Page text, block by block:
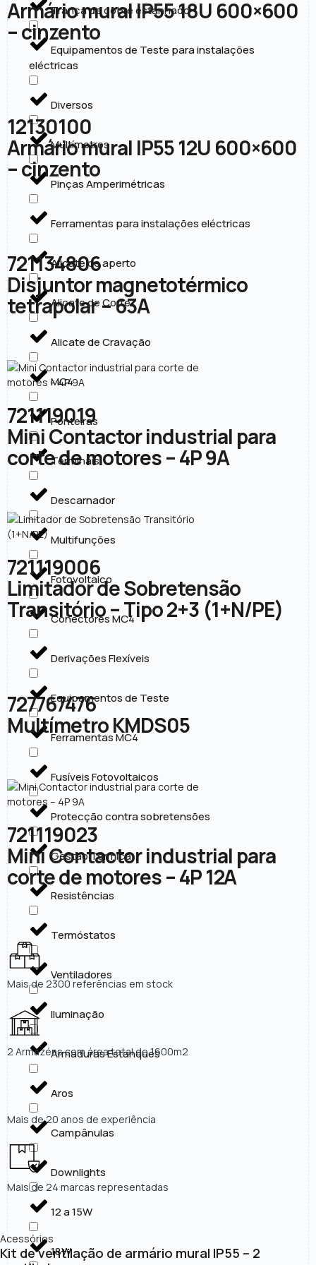
Trança de cobre estanhado
Equipamentos de Teste para instalações
eléctricas
Diversos
Multímetros
Pinças Amperimétricas
Ferramentas para instalações eléctricas
Alicate de aperto
Alicate de Corte
Alicate de Cravação
MC4
Ponteiras
Terminais
Descarnador
Multifunções
Fotovoltaico
Conectores MC4
Derivações Flexíveis
Equipamentos de Teste
Ferramentas MC4
Fusíveis Fotovoltaicos
Protecção contra sobretensões
Gestão Térmica
Resistências
Termóstatos
Ventiladores
Iluminação
Armaduras Estanques
Aros
Campânulas
Downlights
12 a 15W
18W
Armário mural IP55 18U 600×600
– cinzento
12130100
Armário mural IP55 12U 600×600
– cinzento
721134806
Disjuntor magnetotérmico
tetrapolar – 63A
721119019
Mini Contactor industrial para
corte de motores – 4P 9A
721119006
Limitador de Sobretensão
Transitório – Tipo 2+3 (1+N/PE)
727767476
Multímetro KMDS05
721119023
Mini Contactor industrial para
corte de motores – 4P 12A
Mais de 2300 referências em stock
2 Armazéns com área total de 1600m2
Mais de 20 anos de experiência
Mais de 24 marcas representadas
Acessórios
Kit de ventilação de armário mural IP55 – 2